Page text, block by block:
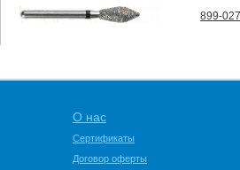
899-
О нас
Сертификаты
Договор оферты